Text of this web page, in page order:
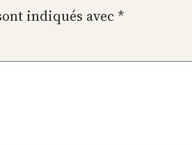
indiqués avec *